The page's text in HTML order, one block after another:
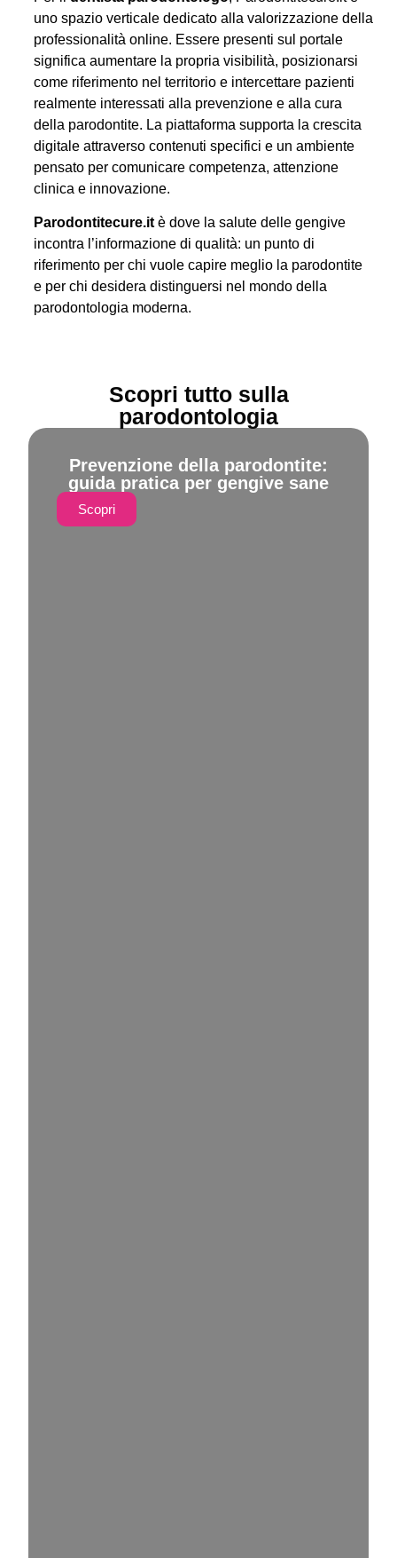
uno spazio verticale dedicato alla valorizzazione della
professionalità online. Essere presenti sul portale
significa aumentare la propria visibilità, posizionarsi
come riferimento nel territorio e intercettare pazienti
realmente interessati alla prevenzione e alla cura
della parodontite. La piattaforma supporta la crescita
digitale attraverso contenuti specifici e un ambiente
pensato per comunicare competenza, attenzione
clinica e innovazione.
Parodontitecure.it è dove la salute delle gengive
incontra l’informazione di qualità: un punto di
riferimento per chi vuole capire meglio la parodontite
e per chi desidera distinguersi nel mondo della
parodontologia moderna.
Scopri tutto sulla
parodontologia
Prevenzione della parodontite:
guida pratica per gengive sane
Scopri